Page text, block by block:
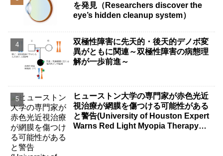
を発見（Researchers discover the
eye’s hidden cleanup system）
双極性障害に先天的・後天的デノボ変
異がともに関連～双極性障害の病態理
解が一歩前進～
ヒューストン大学の専門家が赤色光近
視治療が網膜を傷つける可能性がある
と警告(University of Houston Expert
Warns Red Light Myopia Therapy